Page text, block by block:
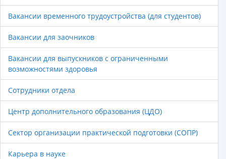
Вакансии временного трудоустройства (для студентов)
Вакансии для заочников
Вакансии для выпускников с ограниченными
возможностями здоровья
Сотрудники отдела
Центр дополнительного образования (ЦДО)
Сектор организации практической подготовки (СОПР)
Карьера в науке